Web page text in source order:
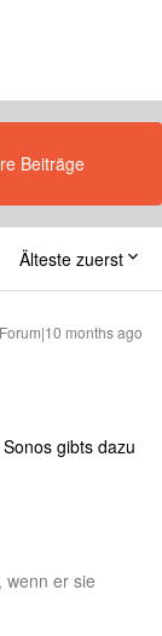
Beiträge
Älteste zuerst
months ago
gibts dazu
wenn er sie